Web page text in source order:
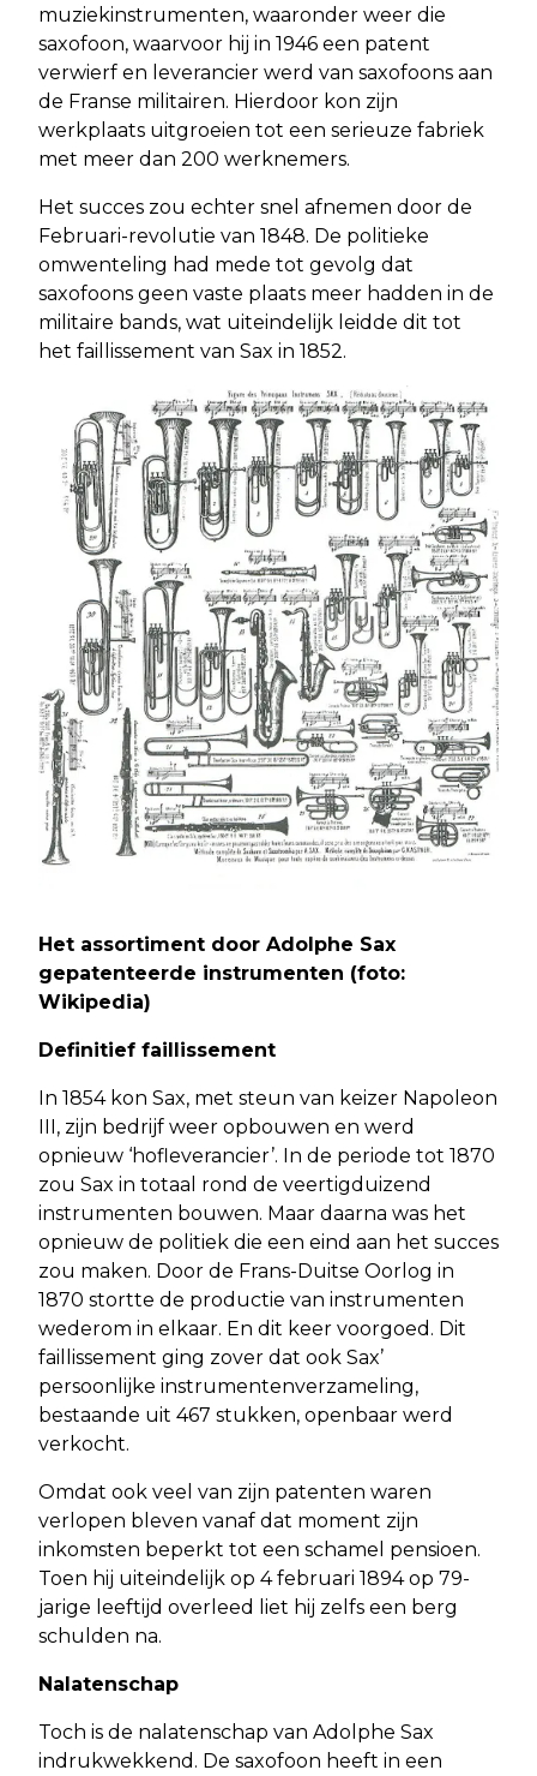
muziekinstrumenten, waaronder weer die
saxofoon, waarvoor hij in 1946 een patent
verwierf en leverancier werd van saxofoons aan
de Franse militairen. Hierdoor kon zijn
werkplaats uitgroeien tot een serieuze fabriek
met meer dan 200 werknemers.
Het succes zou echter snel afnemen door de
Februari-revolutie van 1848. De politieke
omwenteling had mede tot gevolg dat
saxofoons geen vaste plaats meer hadden in de
militaire bands, wat uiteindelijk leidde dit tot
het faillissement van Sax in 1852.
Het assortiment door Adolphe Sax
gepatenteerde instrumenten (foto:
Wikipedia)
Definitief faillissement
In 1854 kon Sax, met steun van keizer Napoleon
III, zijn bedrijf weer opbouwen en werd
opnieuw ‘hofleverancier’. In de periode tot 1870
zou Sax in totaal rond de veertigduizend
instrumenten bouwen. Maar daarna was het
opnieuw de politiek die een eind aan het succes
zou maken. Door de Frans-Duitse Oorlog in
1870 stortte de productie van instrumenten
wederom in elkaar. En dit keer voorgoed. Dit
faillissement ging zover dat ook Sax’
persoonlijke instrumentenverzameling,
bestaande uit 467 stukken, openbaar werd
verkocht.
Omdat ook veel van zijn patenten waren
verlopen bleven vanaf dat moment zijn
inkomsten beperkt tot een schamel pensioen.
Toen hij uiteindelijk op 4 februari 1894 op 79-
jarige leeftijd overleed liet hij zelfs een berg
schulden na.
Nalatenschap
Toch is de nalatenschap van Adolphe Sax
indrukwekkend. De saxofoon heeft in een